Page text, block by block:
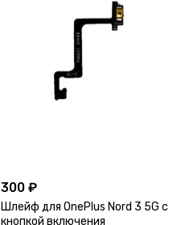
300 ₽
Шлейф для OnePlus Nord 3 5G с
кнопкой включения